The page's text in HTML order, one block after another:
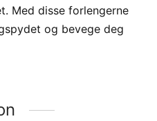
Med disse forlengerne
og bevege deg